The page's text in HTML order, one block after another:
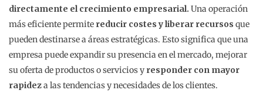
directamente el crecimiento empresarial. Una operación
más eficiente permite reducir costes y liberar recursos que
pueden destinarse a áreas estratégicas. Esto significa que una
empresa puede expandir su presencia en el mercado, mejorar
su oferta de productos o servicios y responder con mayor
rapideza las tendencias y necesidades de los clientes.